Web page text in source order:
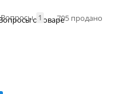
Вопросы 1 705 продано